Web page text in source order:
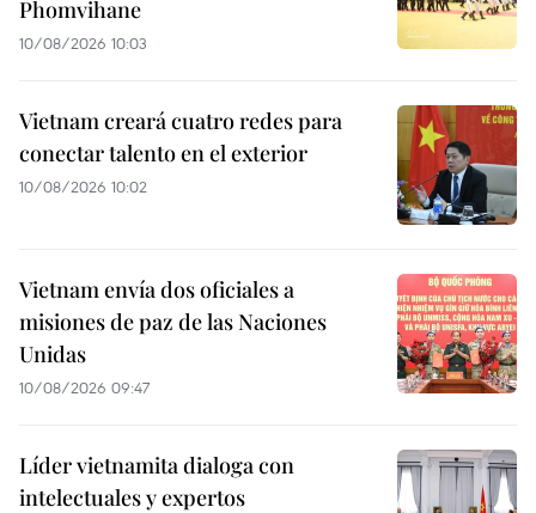
Phomvihane
10/08/2026 10:03
Vietnam creará cuatro redes para
conectar talento en el exterior
10/08/2026 10:02
Vietnam envía dos oficiales a
misiones de paz de las Naciones
Unidas
10/08/2026 09:47
Líder vietnamita dialoga con
intelectuales y expertos